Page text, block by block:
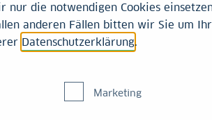
nur die notwendigen Cookies
anderen Fällen bitten wir Sie um
Datenschutzerklärung.
Marketing